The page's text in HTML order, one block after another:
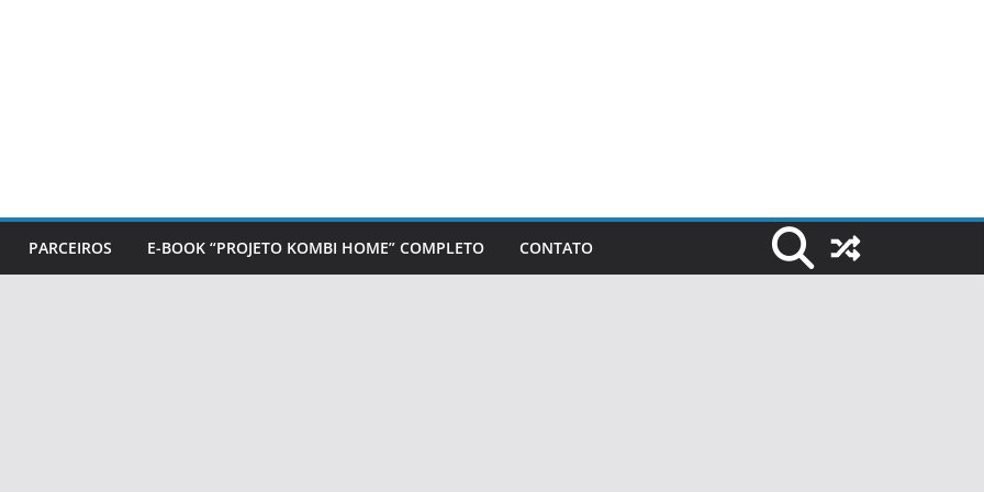
PARCEIROS E-BOOK “PROJETO KOMBI HOME” COMPLETO CONTATO